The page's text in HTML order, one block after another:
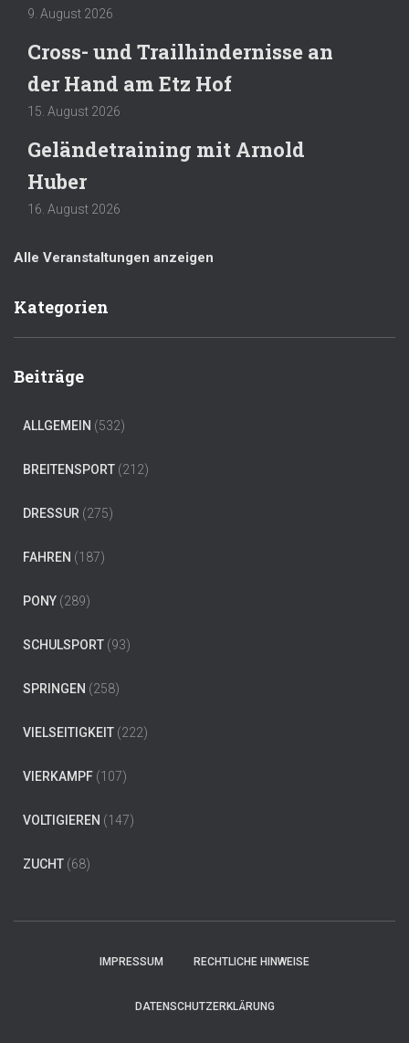
9. August 2026
Cross- und Trailhindernisse an
der Hand am Etz Hof
15. August 2026
Geländetraining mit Arnold
Huber
16. August 2026
Alle Veranstaltungen anzeigen
Kategorien
Beiträge
ALLGEMEIN (532)
BREITENSPORT (212)
DRESSUR (275)
FAHREN (187)
PONY (289)
SCHULSPORT (93)
SPRINGEN (258)
VIELSEITIGKEIT (222)
VIERKAMPF (107)
VOLTIGIEREN (147)
ZUCHT (68)
IMPRESSUM RECHTLICHE HINWEISE
DATENSCHUTZERKLÄRUNG